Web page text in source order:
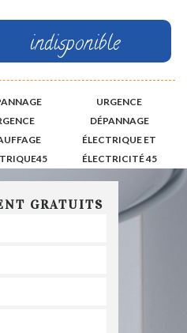
indisponible
URGENCE
DÉPANNAGE
ÉLECTRIQUE ET
ÉLECTRICITÉ 45
GRATUITS